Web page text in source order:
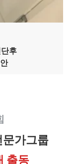
후
가그룹
출동